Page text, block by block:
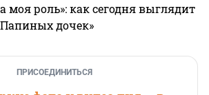
моя роль»: как сегодня выглядит
дочек»
ПРИСОЕДИНИТЬСЯ